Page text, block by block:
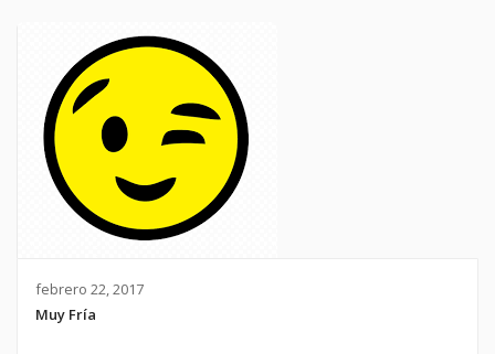
febrero 22, 2017
Muy Fría